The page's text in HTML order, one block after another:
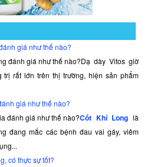
giá như thế nào?
Dạ dày Vitos giờ
rất lớn trên thị trường, hiện sản phẩm
giá như thế nào?
Cốt Khí Long là
đang mắc các bệnh đau vai gáy, viêm
có thực sự tốt?